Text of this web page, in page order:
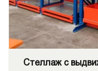
Стеллаж с